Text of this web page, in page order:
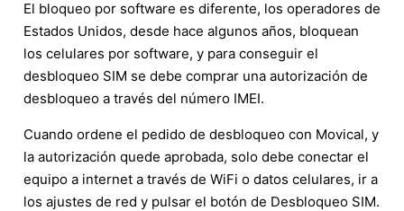
El bloqueo por software es diferente, los operadores de
Estados Unidos, desde hace algunos años, bloquean
los celulares por software, y para conseguir el
desbloqueo SIM se debe comprar una autorización de
desbloqueo a través del número IMEI.
Cuando ordene el pedido de desbloqueo con Movical, y
la autorización quede aprobada, solo debe conectar el
equipo a internet a través de WiFi o datos celulares, ir a
los ajustes de red y pulsar el botón de Desbloqueo SIM.